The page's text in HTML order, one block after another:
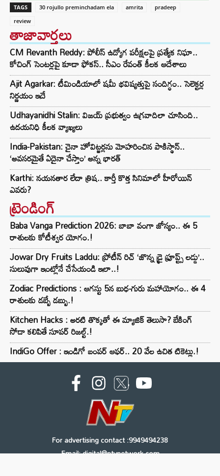
TAGS 30 rojullo preminchadam ela amrita
pradeep
review
తాజావార్తలు
CM Revanth Reddy: పోలీస్ ఉద్యోగ పరీక్షలపై ప్రత్యేక నిఘా..
కోచింగ్ సెంటర్లపై కూడా ఫోకస్.. సీఎం రేవంత్ కీలక ఆదేశాలు
Ajit Agarkar: టీమిండియాలో షమీ భవిష్యత్తుపై సందిగ్ధం.. సెలెక్టర్ల
నిర్ణయం ఇదే
Udhayanidhi Stalin: విజయ్ ప్రభుత్వం ఉగ్రవాదిలా చూసింది..
ఉదయనిధి కీలక వ్యాఖ్యలు
India-Pakistan: చైనా హోవిట్జర్లను మోహరించిన పాకిస్థాన్..
‘అవసరమైతే ఏదైనా చేస్తాం’ అన్న భారత్
Karthi: నయనతార లేదా త్రిష.. కార్తీ కొత్త సినిమాలో హీరోయిన్
ఎవరు?
ట్రెండింగ్‌
Baba Vanga Prediction 2026: బాబా వంగా జోస్యం.. ఈ 5
రాశులకు కోటీశ్వర యోగం.!
Jowar Dry Fruits Laddu: ప్రోటీన్ రిచ్ ‘జొన్న డ్రై ఫ్రూప్ట్స్ లడ్డు’..
సులువుగా ఇంట్లోనే చేసేయండి ఇలా..!
Zodiac Predictions : ఆగస్టు 5న బుధ-గురు మహాయోగం.. ఈ 4
రాశులకు డబ్బే డబ్బు.!
Kitchen Hacks : అరటి తొక్కతో ఈ మ్యాజిక్ తెలుసా? బేకింగ్
సోడా కలిపితే సూపర్ రిజల్ట్.!
IndiGo Offer : ఇండిగో బంపర్ ఆఫర్.. 20 వేల ఉచిత టికెట్లు.!
For advertising contact :9949494238
Email: digital@ntvnetwork.com